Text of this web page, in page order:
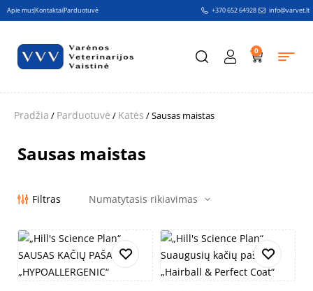
Apie musKontaktaiParduotuvė +370 652 64928 info@varvet.lt
0
Pradžia / Parduotuvė / Katės / Sausas maistas
Sausas maistas
Filtras